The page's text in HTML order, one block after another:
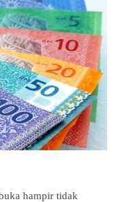
hampir tidak